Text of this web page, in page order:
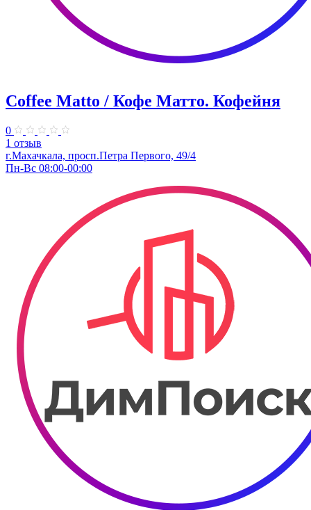
Coffee Matto / Кофе Матто. Кофейня
0
1 отзыв
г.Махачкала, ​просп.Петра Первого, 49/4
Пн-Вс 08:00-00:00